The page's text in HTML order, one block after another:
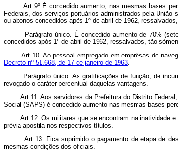
Art 9º É concedido aumento, nas mesmas bases
Federais, dos serviços portuários administrados pela
ou abonos concedidos após 1º de abril de 1962,
Parágrafo único. É concedido aumento de 70%
concedidos após 1º de abril de 1962, ressalvados, tão-
Art 10. Ao pessoal empregado em emprêsas de
Decreto nº 51.668, de 17 de janeiro de 1963.
Parágrafo único. As gratificações de função, de
revogado o caráter percentual daquelas vantagens.
Art 11. Aos servidores da Prefeitura do Distrito
Social (SAPS) é concedido aumento nas mesmas bases
Art 12. Os militares que se encontram na inatividade
prévia apostila nos respectivos títulos.
Art 13. Fica suprimido o pagamento de etapa de
mesmas condições dos oficiais.